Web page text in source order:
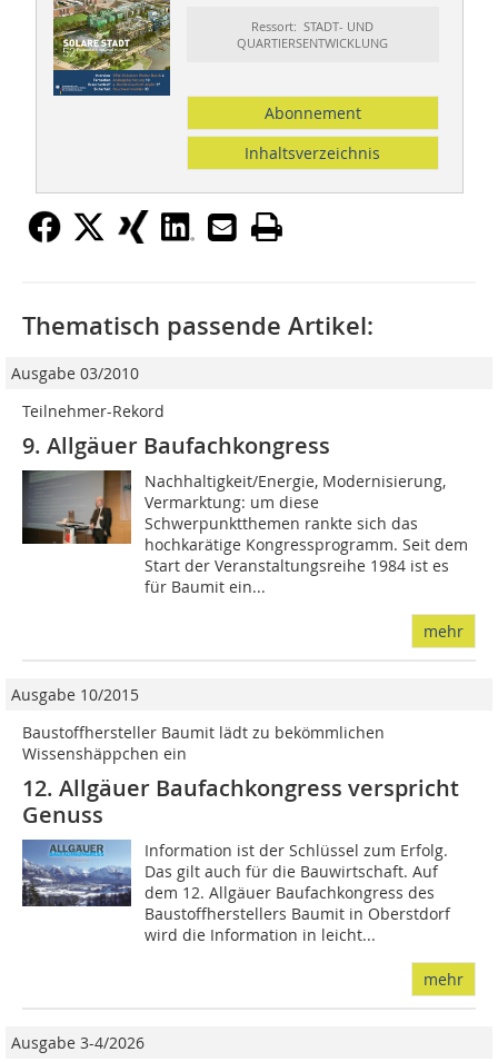
Ressort: STADT- UND
QUARTIERSENTWICKLUNG
Abonnement
Inhaltsverzeichnis
Thematisch passende Artikel:
Ausgabe 03/2010
Teilnehmer-Rekord
9. Allgäuer Baufachkongress
Nachhaltigkeit/Energie, Modernisierung,
Vermarktung: um diese
Schwerpunktthemen rankte sich das
hochkarätige Kongressprogramm. Seit dem
Start der Veranstaltungsreihe 1984 ist es
für Baumit ein...
mehr
Ausgabe 10/2015
Baustoffhersteller Baumit lädt zu bekömmlichen
Wissenshäppchen ein
12. Allgäuer Baufachkongress verspricht
Genuss
Information ist der Schlüssel zum Erfolg.
Das gilt auch für die Bauwirtschaft. Auf
dem 12. Allgäuer Baufachkongress des
Baustoffherstellers Baumit in Oberstdorf
wird die Information in leicht...
mehr
Ausgabe 3-4/2026